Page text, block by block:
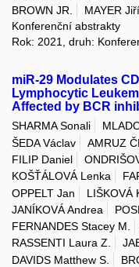
BROWN JR.
MAYER Jiří
Konferenční abstrakty
Rok: 2021, druh:
miR-29 Modulates
Lymphocytic
Affected by BCR
SHARMA Sonali
ŠEDA Václav
AMRUZ
FILIP Daniel
KOŠŤÁLOVÁ Lenka
OPPELT Jan
LIŠKOVÁ
JANÍKOVÁ Andrea
FERNANDES Stacey M.
RASSENTI Laura Z.
DAVIDS Matthew S.